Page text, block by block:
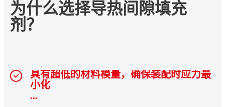
为什么选择导热间隙填充
剂？
具有超低的材料模量，确保装配时应力最
小化
...